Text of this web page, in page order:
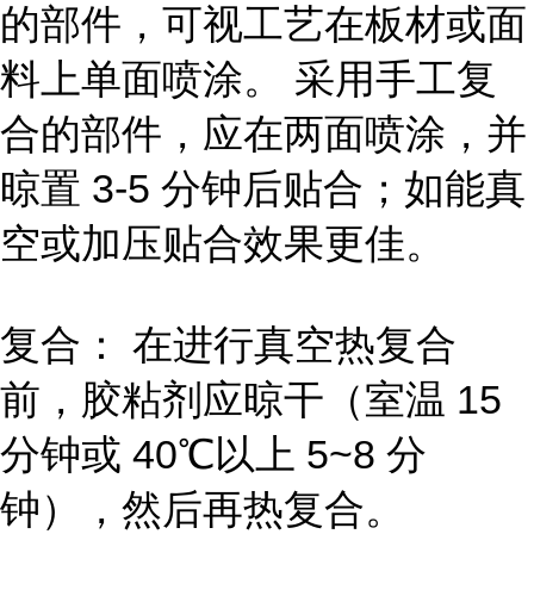
的部件，可视工艺在板材或面
料上单面喷涂。 采用手工复
合的部件，应在两面喷涂，并
晾置 3-5 分钟后贴合；如能真
空或加压贴合效果更佳。
复合： 在进行真空热复合
前，胶粘剂应晾干（室温 15
分钟或 40℃以上 5~8 分
钟），然后再热复合。